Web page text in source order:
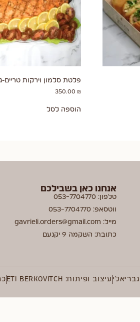
פלטת סלמון וירקות טריים-
350.00 ₪
הוספה לסל
אנחנו כאן בשבילכם
טלפון: 053-7704770
ווטסאפ: 053-7704770
מייל: gavrieli.orders@gmail.com
כתובת: השקמה 9 יקנעם
עיצוב ופיתוח: ETI BERKOVITCH